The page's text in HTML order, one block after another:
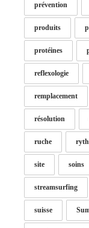
prévention
produits
protéines
reflexologie
remplacement
résolution
ruche
site soins
streamsurfing
suisse